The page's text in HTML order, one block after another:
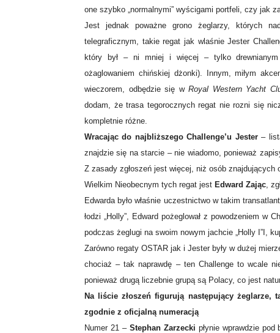
one szybko „normalnymi” wyścigami portfeli, czy jak
Jest jednak poważne grono żeglarzy, których
telegraficznym, takie regat jak wlaśnie Jester
który był – ni mniej i więcej – tylko drewnianym
ożaglowaniem chińskiej dżonki). Innym, miłym
wieczorem, odbędzie się wRoyal Western Yacht
dodam, że trasa tegorocznych regat nie rozni się
kompletnie różne.
Wracając do najbliższego Challenge’u Jester–
znajdzie się na starcie – nie wiadomo, ponieważ
Z zasady zgłoszeń jest więcej, niż osób znajdujących
Wielkim Nieobecnym tych regat jest Edward Zając,
Edwarda było właśnie uczestnictwo w takim
łodzi „Holly”, Edward pożeglował z powodzeniem w
podczas żeglugi na swoim nowym jachcie „Holly I”I,
Zarówno regaty OSTAR jak i Jester były w dużej
chociaż – tak naprawdę – ten Challenge to wcale
ponieważ drugą liczebnie grupą są Polacy, co jest
Na liście złoszeń figurują następujący
zgodnie z oficjalną numeracją
Numer 21 – Stephan Zarzecki płynie wprawdzie